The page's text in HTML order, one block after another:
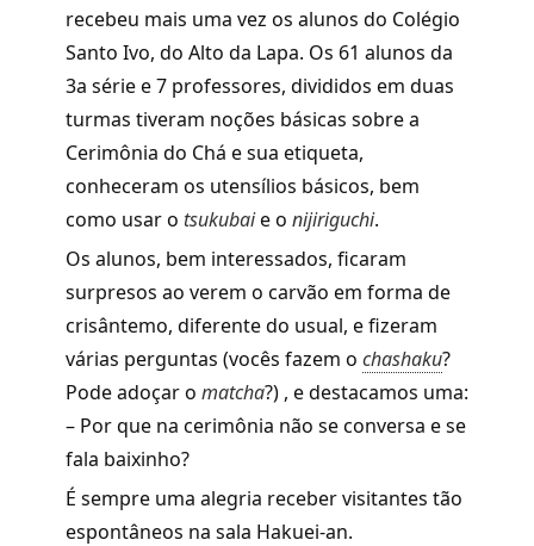
recebeu mais uma vez os alunos do Colégio
Santo Ivo, do Alto da Lapa. Os 61 alunos da
3a série e 7 professores, divididos em duas
turmas tiveram noções básicas sobre a
Cerimônia do Chá e sua etiqueta,
conheceram os utensílios básicos, bem
como usar o tsukubaie o nijiriguchi.
Os alunos, bem interessados, ficaram
surpresos ao verem o carvão em forma de
crisântemo, diferente do usual, e fizeram
várias perguntas (vocês fazem o chashaku?
Pode adoçar o matcha?) , e destacamos uma:
– Por que na cerimônia não se conversa e se
fala baixinho?
É sempre uma alegria receber visitantes tão
espontâneos na sala Hakuei-an.